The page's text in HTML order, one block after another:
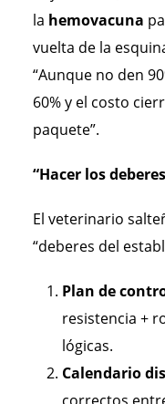
la hemovacuna
vuelta de la
“Aunque no den
60% y el costo
paquete”.
“Hacer los
El veterinario
“deberes del
Plan de
resistencia +
lógicas.
Calendario
correctos